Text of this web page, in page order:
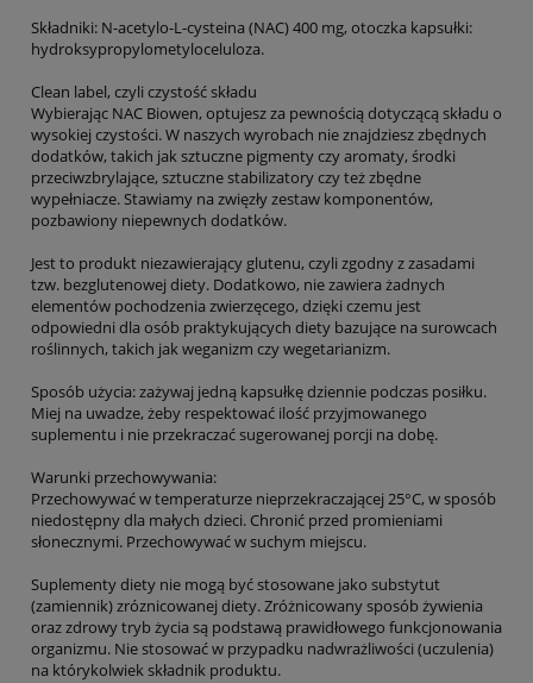
Składniki: N-acetylo-L-cysteina (NAC) 400 mg, otoczka kapsułki:
hydroksypropylometyloceluloza.
Clean label, czyli czystość składu
Wybierając NAC Biowen, optujesz za pewnością dotyczącą składu o
wysokiej czystości. W naszych wyrobach nie znajdziesz zbędnych
dodatków, takich jak sztuczne pigmenty czy aromaty, środki
przeciwzbrylające, sztuczne stabilizatory czy też zbędne
wypełniacze. Stawiamy na zwięzły zestaw komponentów,
pozbawiony niepewnych dodatków.
Jest to produkt niezawierający glutenu, czyli zgodny z zasadami
tzw. bezglutenowej diety. Dodatkowo, nie zawiera żadnych
elementów pochodzenia zwierzęcego, dzięki czemu jest
odpowiedni dla osób praktykujących diety bazujące na surowcach
roślinnych, takich jak weganizm czy wegetarianizm.
Sposób użycia: zażywaj jedną kapsułkę dziennie podczas posiłku.
Miej na uwadze, żeby respektować ilość przyjmowanego
suplementu i nie przekraczać sugerowanej porcji na dobę.
Warunki przechowywania:
Przechowywać w temperaturze nieprzekraczającej 25°C, w sposób
niedostępny dla małych dzieci. Chronić przed promieniami
słonecznymi. Przechowywać w suchym miejscu.
Suplementy diety nie mogą być stosowane jako substytut
(zamiennik) zróznicowanej diety. Zróżnicowany sposób żywienia
oraz zdrowy tryb życia są podstawą prawidłowego funkcjonowania
organizmu. Nie stosować w przypadku nadwrażliwości (uczulenia)
na którykolwiek składnik produktu.